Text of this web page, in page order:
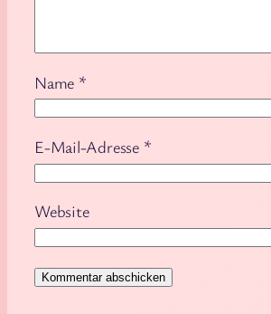
Name *
E-Mail-Adresse *
Website